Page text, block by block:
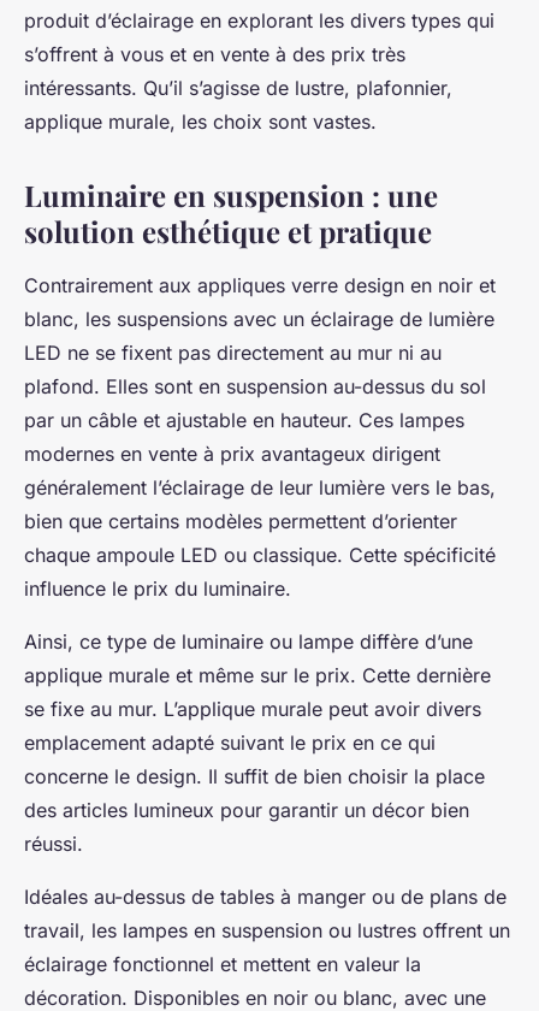
produit d’éclairage en explorant les divers types qui
s’offrent à vous et en vente à des prix très
intéressants. Qu’il s’agisse de lustre, plafonnier,
applique murale, les choix sont vastes.
Luminaire en suspension : une
solution esthétique et pratique
Contrairement aux appliques verre design en noir et
blanc, les suspensions avec un éclairage de lumière
LED ne se fixent pas directement au mur ni au
plafond. Elles sont en suspension au-dessus du sol
par un câble et ajustable en hauteur. Ces lampes
modernes en vente à prix avantageux dirigent
généralement l’éclairage de leur lumière vers le bas,
bien que certains modèles permettent d’orienter
chaque ampoule LED ou classique. Cette spécificité
influence le prix du luminaire.
Ainsi, ce type de luminaire ou lampe diffère d’une
applique murale et même sur le prix. Cette dernière
se fixe au mur. L’applique murale peut avoir divers
emplacement adapté suivant le prix en ce qui
concerne le design. Il suffit de bien choisir la place
des articles lumineux pour garantir un décor bien
réussi.
Idéales au-dessus de tables à manger ou de plans de
travail, les lampes en suspension ou lustres offrent un
éclairage fonctionnel et mettent en valeur la
décoration. Disponibles en noir ou blanc, avec une